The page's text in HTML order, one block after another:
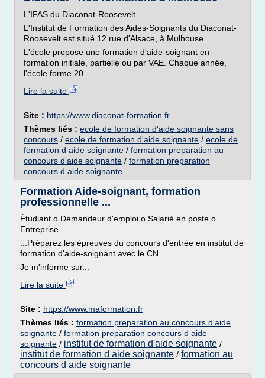
L'IFAS du Diaconat-Roosevelt
L'Institut de Formation des Aides-Soignants du Diaconat-
Roosevelt est situé 12 rue d'Alsace, à Mulhouse.
L'école propose une formation d'aide-soignant en
formation initiale, partielle ou par VAE. Chaque année,
l'école forme 20...
Lire la suite
Site : https://www.diaconat-formation.fr
Thèmes liés : ecole de formation d'aide soignante sans
concours / ecole de formation d'aide soignante / ecole de
formation d aide soignante / formation preparation au
concours d'aide soignante / formation preparation
concours d aide soignante
Formation Aide-soignant, formation
professionnelle ...
Étudiant o Demandeur d'emploi o Salarié en poste o
Entreprise
...Préparez les épreuves du concours d'entrée en institut de
formation d'aide-soignant avec le CN...
Je m'informe sur...
Lire la suite
Site : https://www.maformation.fr
Thèmes liés : formation preparation au concours d'aide
soignante / formation preparation concours d aide
soignante / institut de formation d'aide soignante /
institut de formation d aide soignante / formation au
concours d aide soignante